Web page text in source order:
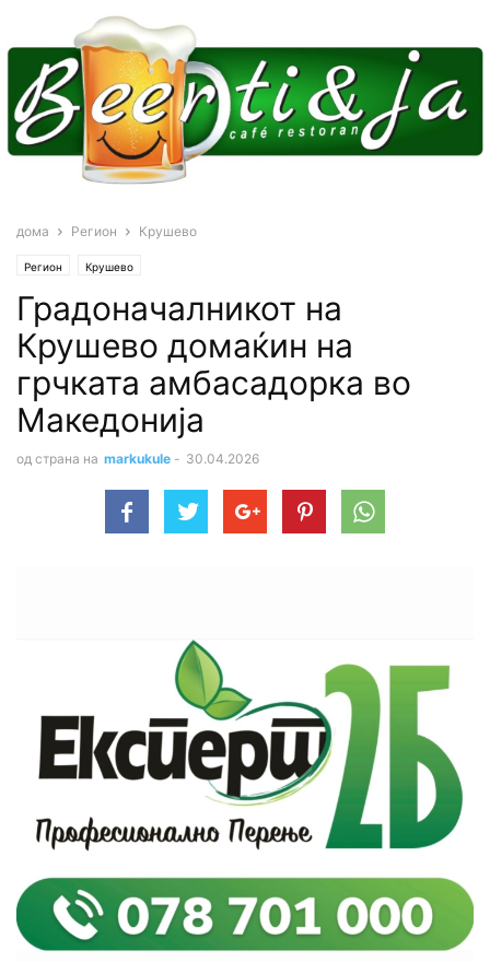
дома Регион Крушево
Регион Крушево
Градоначалникот на
Крушево домаќин на
грчката амбасадорка во
Македонија
од страна на markukule - 30.04.2026